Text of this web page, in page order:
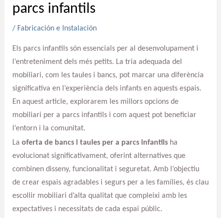
parcs infantils
/ Fabricación e Instalación
Els parcs infantils són essencials per al desenvolupament i
l’entreteniment dels més petits. La tria adequada del
mobiliari, com les taules i bancs, pot marcar una diferència
significativa en l’experiència dels infants en aquests espais.
En aquest article, explorarem les millors opcions de
mobiliari per a parcs infantils i com aquest pot beneficiar
l’entorn i la comunitat.
La oferta de bancs i taules per a parcs infantilsha
evolucionat significativament, oferint alternatives que
combinen disseny, funcionalitat i seguretat. Amb l’objectiu
de crear espais agradables i segurs per a les famílies, és clau
escollir mobiliari d’alta qualitat que compleixi amb les
expectatives i necessitats de cada espai públic.